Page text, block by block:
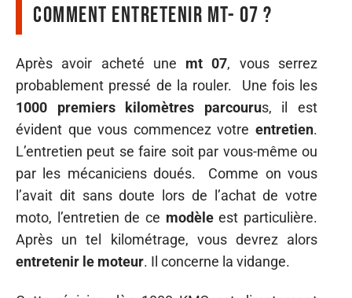
Comment entretenir MT- 07 ?
Après avoir acheté une mt 07, vous serrez
probablement pressé de la rouler. Une fois les
1000 premiers kilomètres parcourus, il est
évident que vous commencez votre entretien.
L’entretien peut se faire soit par vous-même ou
par les mécaniciens doués. Comme on vous
l’avait dit sans doute lors de l’achat de votre
moto, l’entretien de ce modèleest particulière.
Après un tel kilométrage, vous devrez alors
entretenir le moteur. Il concerne la vidange.